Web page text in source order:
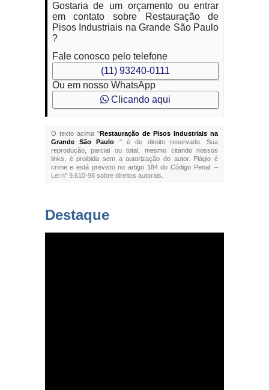
Gostaria de um orçamento ou entrar
em contato sobre Restauração de
Pisos Industriais na Grande São Paulo
?
Fale conosco pelo telefone
(11) 93240-0111
Ou em nosso WhatsApp
Clicando aqui
O texto acima "Restauração de Pisos Industriais na
Grande São Paulo " é de direito reservado. Sua
reprodução, parcial ou total, mesmo citando nossos
links, é proibida sem a autorização do autor. Plágio é
crime e está previsto no artigo 184 do Código Penal. –
Lei n° 9.610-98 sobre direitos autorais
Destaque